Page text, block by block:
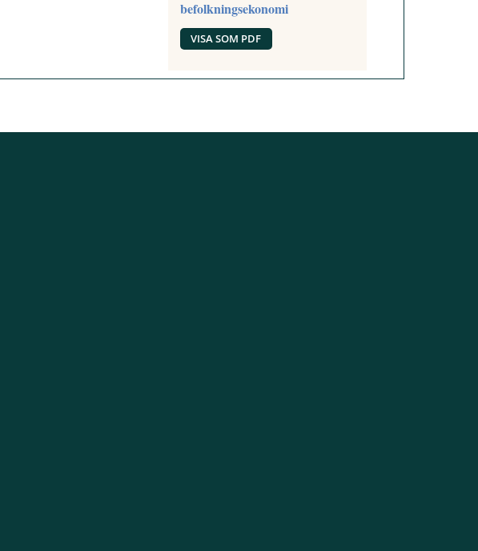
befolkningsekonomi
VISA SOM PDF